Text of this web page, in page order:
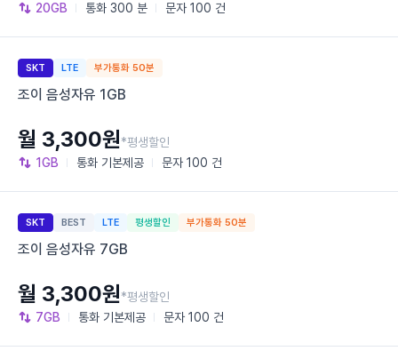
20GB 통화 300 분 문자 100 건
SKT LTE 부가통화 50분
조이 음성자유 1GB
1GB 통화 기본제공 문자 100 건
월 3,300원*평생할인
SKT BEST LTE 평생할인 부가통화 50분
조이 음성자유 7GB
7GB 통화 기본제공 문자 100 건
월 3,300원*평생할인